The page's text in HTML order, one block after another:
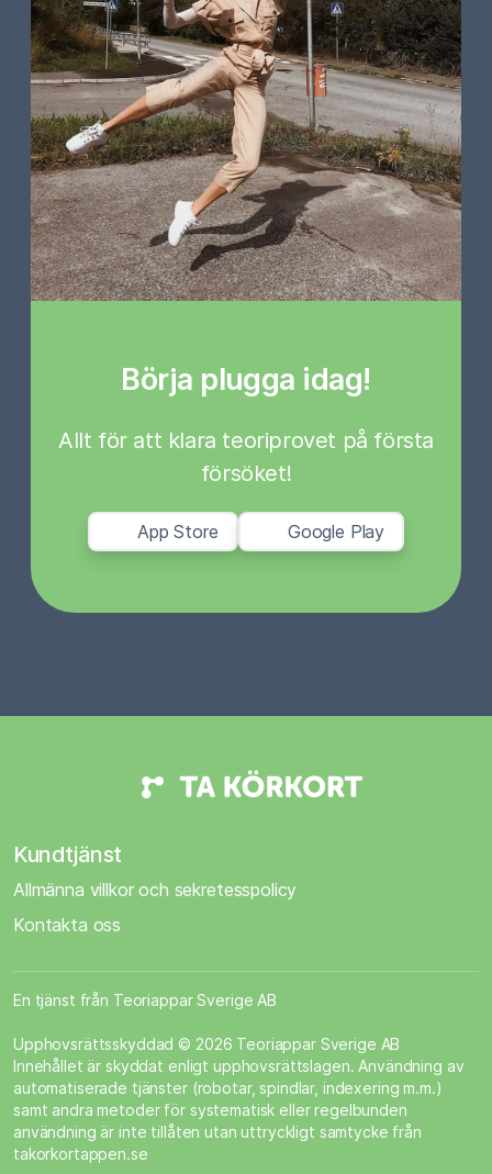
Börja plugga idag!
Allt för att klara teoriprovet på första
försöket!
App Store Google Play
Kundtjänst
Allmänna villkor och sekretesspolicy
Kontakta oss
En tjänst från Teoriappar Sverige AB
Upphovsrättsskyddad © 2026 Teoriappar Sverige AB
Innehållet är skyddat enligt upphovsrättslagen. Användning av
automatiserade tjänster (robotar, spindlar, indexering m.m.)
samt andra metoder för systematisk eller regelbunden
användning är inte tillåten utan uttryckligt samtycke från
takorkortappen.se